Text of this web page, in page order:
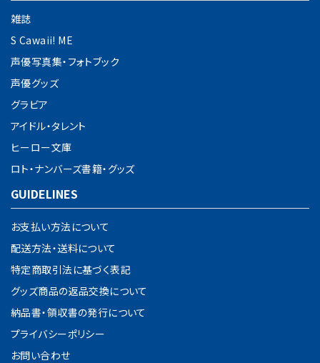
雑誌
S Cawaii! ME
声優写真集・フォトブック
声優グッズ
グラビア
アイドル・タレント
ヒーロー文庫
ロト・ナンバーズ書籍・グッズ
GUIDELINES
お支払い方法について
配送方法・送料について
特定商取引法に基づく表記
グッズ商品の返品交換について
納品書・領収書の発行について
プライバシーポリシー
お問い合わせ